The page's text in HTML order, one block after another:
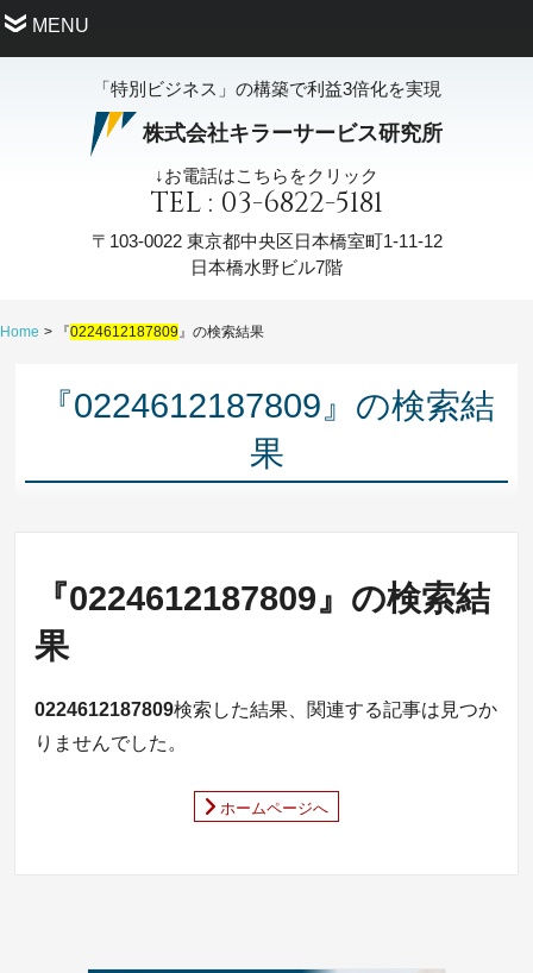
MENU
「特別ビジネス」の構築で利益3倍化を実現
株式会社キラーサービス研究所
↓お電話はこちらをクリック
TEL : 03-6822-5181
〒103-0022東京都中央区日本橋室町1-11-12
日本橋水野ビル7階
Home 『0224612187809』の検索結果
『0224612187809』の検索結
果
『0224612187809』の検索結
果
0224612187809検索した結果、関連する記事は見つか
りませんでした。
ホームページへ